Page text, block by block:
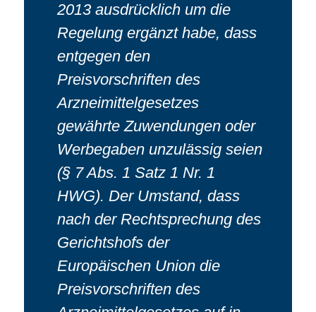
2013 ausdrücklich um die
Regelung ergänzt habe, dass
entgegen den
Preisvorschriften des
Arzneimittelgesetzes
gewährte Zuwendungen oder
Werbegaben unzulässig seien
(§ 7 Abs. 1 Satz 1 Nr. 1
HWG). Der Umstand, dass
nach der Rechtsprechung des
Gerichtshofs der
Europäischen Union die
Preisvorschriften des